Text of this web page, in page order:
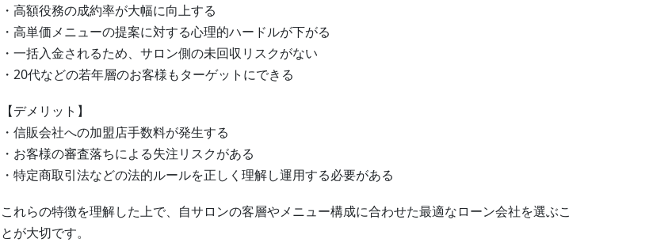
・高額役務の成約率が大幅に向上する
・高単価メニューの提案に対する心理的ハードルが下がる
・一括入金されるため、サロン側の未回収リスクがない
・20代などの若年層のお客様もターゲットにできる
【デメリット】
・信販会社への加盟店手数料が発生する
・お客様の審査落ちによる失注リスクがある
・特定商取引法などの法的ルールを正しく理解し運用する必要がある
これらの特徴を理解した上で、自サロンの客層やメニュー構成に合わせた最適なローン会社を選ぶこ
とが大切です。